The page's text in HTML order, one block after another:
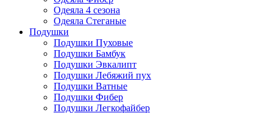
Одеяла 4 сезона
Одеяла Стеганые
Подушки
Подушки Пуховые
Подушки Бамбук
Подушки Эвкалипт
Подушки Лебяжий пух
Подушки Ватные
Подушки Фибер
Подушки Легкофайбер